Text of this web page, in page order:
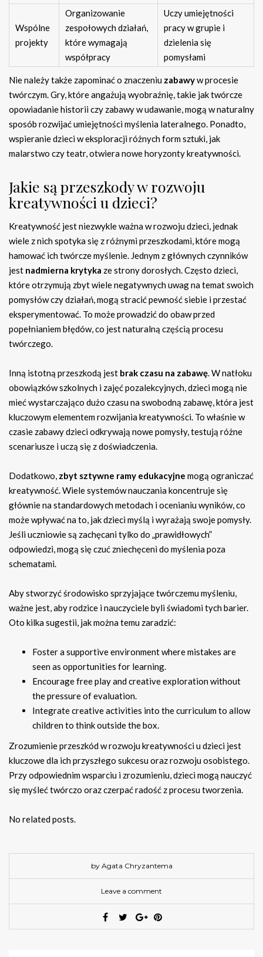
Wspólne
projekty
Organizowanie
zespołowych działań,
które wymagają
współpracy
Uczy umiejętności
pracy w grupie i
dzielenia się
pomysłami
Nie należy także zapominać o znaczeniu zabawyw procesie
twórczym. Gry, które angażują wyobraźnię, takie jak twórcze
opowiadanie historii czy zabawy w udawanie, mogą w naturalny
sposób rozwijać umiejętności myślenia lateralnego. Ponadto,
wspieranie dzieci w eksploracji różnych form sztuki, jak
malarstwo czy teatr, otwiera nowe horyzonty kreatywności.
Jakie są przeszkody w rozwoju
kreatywności u dzieci?
Kreatywność jest niezwykle ważna w rozwoju dzieci, jednak
wiele z nich spotyka się z różnymi przeszkodami, które mogą
hamować ich twórcze myślenie. Jednym z głównych czynników
jest nadmierna krytyka ze strony dorosłych. Często dzieci,
które otrzymują zbyt wiele negatywnych uwag na temat swoich
pomysłów czy działań, mogą stracić pewność siebie i przestać
eksperymentować. To może prowadzić do obaw przed
popełnianiem błędów, co jest naturalną częścią procesu
twórczego.
Inną istotną przeszkodą jest brak czasu na zabawę. W natłoku
obowiązków szkolnych i zajęć pozalekcyjnych, dzieci mogą nie
mieć wystarczająco dużo czasu na swobodną zabawę, która jest
kluczowym elementem rozwijania kreatywności. To właśnie w
czasie zabawy dzieci odkrywają nowe pomysły, testują różne
scenariusze i uczą się z doświadczenia.
Dodatkowo, zbyt sztywne ramy edukacyjne mogą ograniczać
kreatywność. Wiele systemów nauczania koncentruje się
głównie na standardowych metodach i ocenianiu wyników, co
może wpływać na to, jak dzieci myślą i wyrażają swoje pomysły.
Jeśli uczniowie są zachęcani tylko do „prawidłowych”
odpowiedzi, mogą się czuć zniechęceni do myślenia poza
schematami.
Aby stworzyć środowisko sprzyjające twórczemu myśleniu,
ważne jest, aby rodzice i nauczyciele byli świadomi tych barier.
Oto kilka sugestii, jak można temu zaradzić:
Foster a supportive environment where mistakes are
seen as opportunities for learning.
Encourage free play and creative exploration without
the pressure of evaluation.
Integrate creative activities into the curriculum to allow
children to think outside the box.
Zrozumienie przeszkód w rozwoju kreatywności u dzieci jest
kluczowe dla ich przyszłego sukcesu oraz rozwoju osobistego.
Przy odpowiednim wsparciu i zrozumieniu, dzieci mogą nauczyć
się myśleć twórczo oraz czerpać radość z procesu tworzenia.
No related posts.
by Agata Chryzantema
Leave a comment